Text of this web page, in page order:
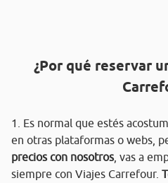
¿Por qué reservar
1. Es normal que estés
en otras plataformas o webs,
precios con nosotros, vas a
siempre con Viajes Carrefour.